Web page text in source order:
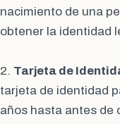
nacimiento de una
obtener la identidad
2. Tarjeta de
tarjeta de identidad
años hasta antes de